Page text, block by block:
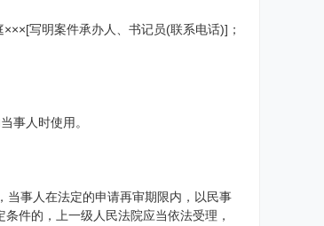
写明案件承办人、书记员(联系电话)]；
事人时使用。
事人在法定的申请再审期限内，以民事
件的，上一级人民法院应当依法受理，